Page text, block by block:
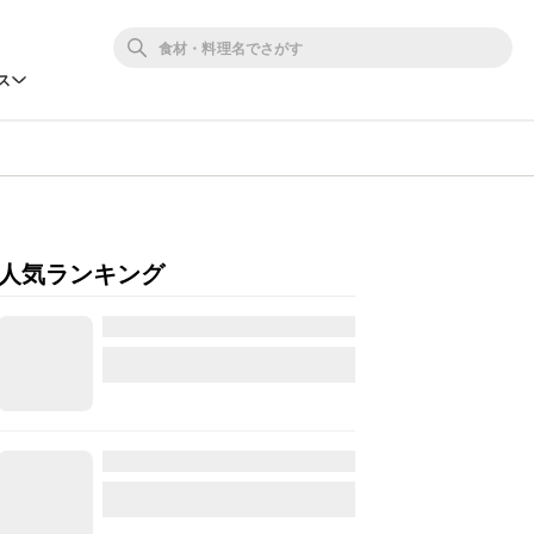
人気ランキング